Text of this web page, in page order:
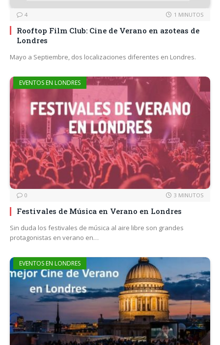
4 1 MINUTOS
Rooftop Film Club: Cine de Verano en azoteas de
Londres
Mayo a Septiembre, dos localizaciones diferentes en Londres.
EVENTOS EN LONDRES
0 3 MINUTOS
Festivales de Música en Verano en Londres
Sin duda los festivales de música al aire libre son grandes
protagonistas en verano en…
EVENTOS EN LONDRES